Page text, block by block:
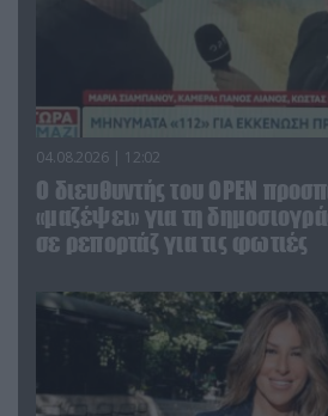
04.08.2026 | 12:02
O διευθυντής του OPEN
«μαζέψει» για τη
σε ρεπορτάζ για τις φωτιές